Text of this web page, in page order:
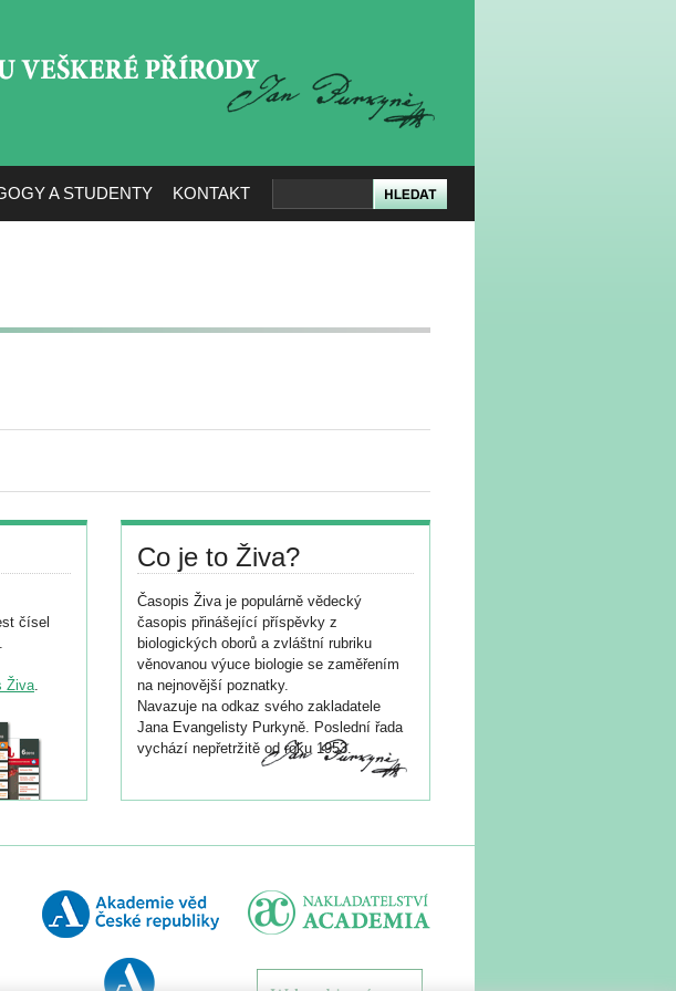
A STUDENTY KONTAKT
čísel
Živa.
Co je to Živa?
Časopis Živa je populárně vědecký
časopis přinášející příspěvky z
biologických oborů a zvláštní rubriku
věnovanou výuce biologie se zaměřením
na nejnovější poznatky.
Navazuje na odkaz svého zakladatele
Jana Evangelisty Purkyně. Poslední řada
vychází nepřetržitě od roku 1953.